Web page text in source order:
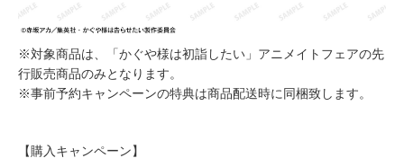
※対象商品は、「かぐや様は初詣したい」アニメイトフェアの先
行販売商品のみとなります。
※事前予約キャンペーンの特典は商品配送時に同梱致します。
【購入キャンペーン】